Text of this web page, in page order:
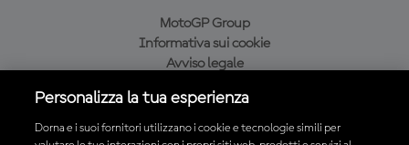
MotoGP Group
Informativa sui cookie
Avviso legale
Condizioni di acquisto
Personalizza la tua esperienza
Dorna e i suoi fornitori utilizzano i cookie e tecnologie simili per